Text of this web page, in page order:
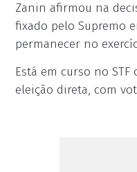
Zanin afirmou na
fixado pelo Supremo
permanecer no
Está em curso no
eleição direta, com